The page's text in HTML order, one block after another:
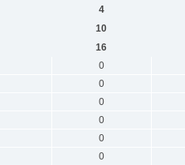
4
10
16
0
0
0
0
0
0